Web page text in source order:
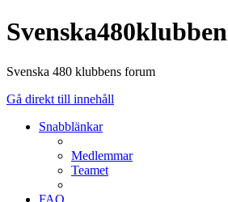
Svenska480klubben
Svenska 480 klubbens forum
Gå direkt till innehåll
Snabblänkar
Medlemmar
Teamet
FAQ